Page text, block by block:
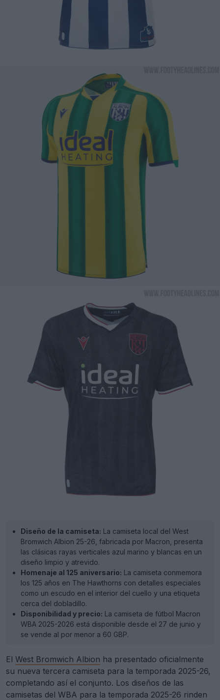
Diseño de la camiseta: La camiseta local del West
Bromwich Albion 25-26, fabricada por Macron, presenta
las clásicas rayas verticales azul marino y blancas en un
diseño limpio y atrevido.
Homenaje al 125 aniversario: La camiseta conmemora
los 125 años en The Hawthorns con detalles especiales
como un escudo en el interior del cuello y una etiqueta
cerca del dobladillo.
Disponibilidad y precio: La camiseta de fútbol Macron
WBA 2025-2026 está disponible desde el 27 de junio y
se vende al por menor a 60 GBP.
El West Bromwich Albion ha presentado oficialmente
su nueva tercera camiseta para la temporada 2025-26,
completando así el conjunto. Los diseños de las
camisetas del WBA para la temporada 2025-26 rinden